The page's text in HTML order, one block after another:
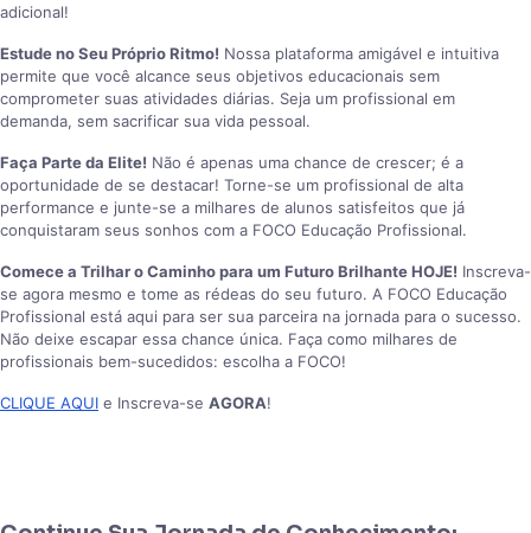
adicional!
Estude no Seu Próprio Ritmo! Nossa plataforma amigável e intuitiva
permite que você alcance seus objetivos educacionais sem
comprometer suas atividades diárias. Seja um profissional em
demanda, sem sacrificar sua vida pessoal.
Faça Parte da Elite! Não é apenas uma chance de crescer; é a
oportunidade de se destacar! Torne-se um profissional de alta
performance e junte-se a milhares de alunos satisfeitos que já
conquistaram seus sonhos com a FOCO Educação Profissional.
Comece a Trilhar o Caminho para um Futuro Brilhante HOJE! Inscreva-
se agora mesmo e tome as rédeas do seu futuro. A FOCO Educação
Profissional está aqui para ser sua parceira na jornada para o sucesso.
Não deixe escapar essa chance única. Faça como milhares de
profissionais bem-sucedidos: escolha a FOCO!
CLIQUE AQUI e Inscreva-se AGORA!